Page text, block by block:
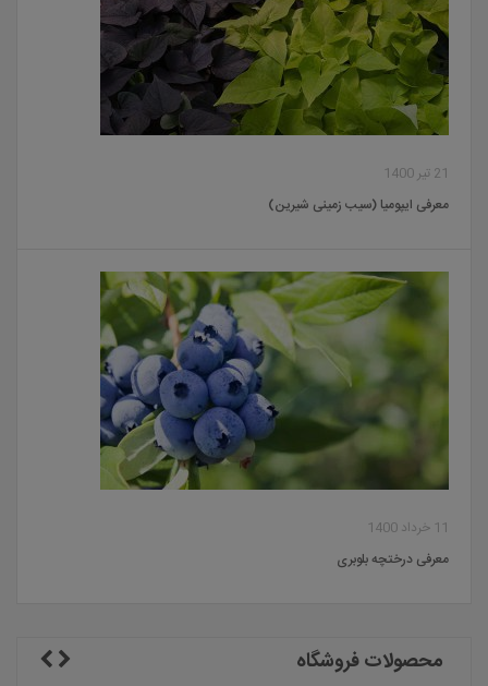
21 تیر 1400
معرفی ایپومیا (سیب زمینی شیرین)
11 خرداد 1400
معرفی درختچه بلوبری
محصولات فروشگاه